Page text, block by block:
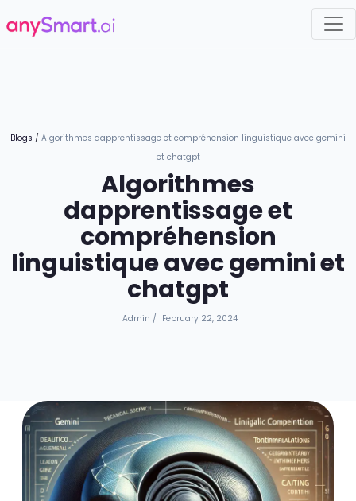
Blogs / Algorithmes dapprentissage et compréhension linguistique avec gemini
et chatgpt
Algorithmes
dapprentissage et
compréhension
linguistique avec gemini et
chatgpt
Admin / February 22, 2024